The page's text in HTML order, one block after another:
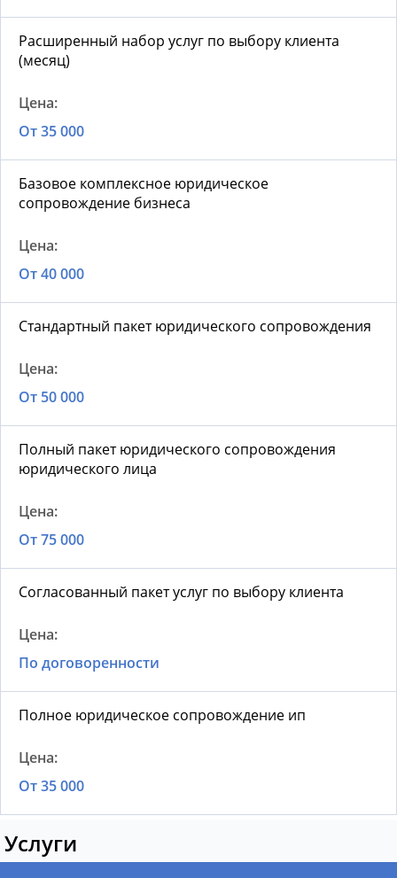
Расширенный набор услуг по выбору клиента
(месяц)
От 35 000
Базовое комплексное юридическое
сопровождение бизнеса
От 40 000
Стандартный пакет юридического сопровождения
От 50 000
Полный пакет юридического сопровождения
юридического лица
От 75 000
Согласованный пакет услуг по выбору клиента
По договоренности
Полное юридическое сопровождение ип
От 35 000
Услуги